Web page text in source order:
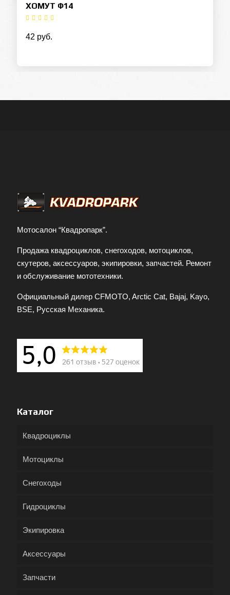
ХОМУТ Ф14
42 руб.
Мотосалон “Квадропарк”.
Продажа квадроциклов, снегоходов, мотоциклов,
скутеров, аксессуаров, экипировки, запчастей. Ремонт
и обслуживание мототехники.
Официальный дилер CFMOTO, Arctic Cat, Bajaj, Kayo,
BSE, Русская Механика.
Каталог
Квадроциклы
Мотоциклы
Снегоходы
Гидроциклы
Экипировка
Аксессуары
Запчасти